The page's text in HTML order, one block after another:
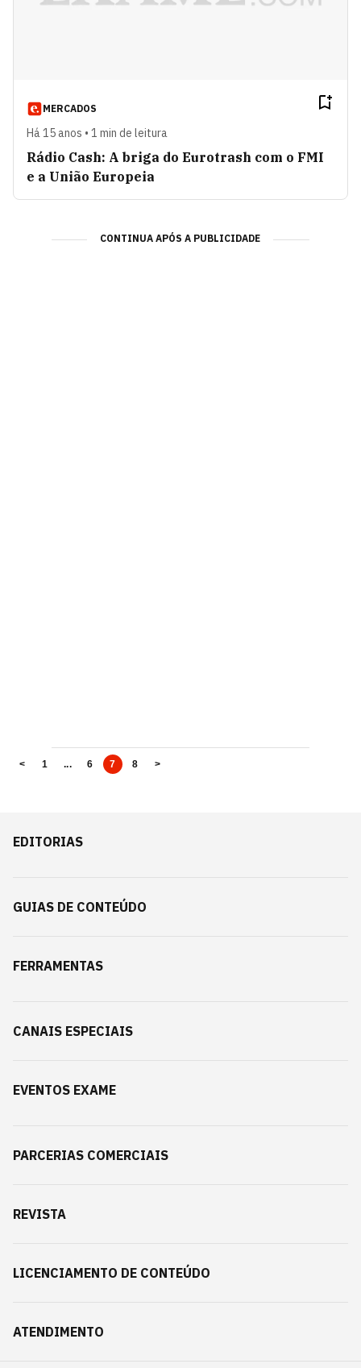
MERCADOS
Há 15 anos • 1 min de leitura
Rádio Cash: A briga do Eurotrash com o FMI
e a União Europeia
CONTINUA APÓS A PUBLICIDADE
< 1 ... 6 7 8 >
EDITORIAS
GUIAS DE CONTEÚDO
FERRAMENTAS
CANAIS ESPECIAIS
EVENTOS EXAME
PARCERIAS COMERCIAIS
REVISTA
LICENCIAMENTO DE CONTEÚDO
ATENDIMENTO